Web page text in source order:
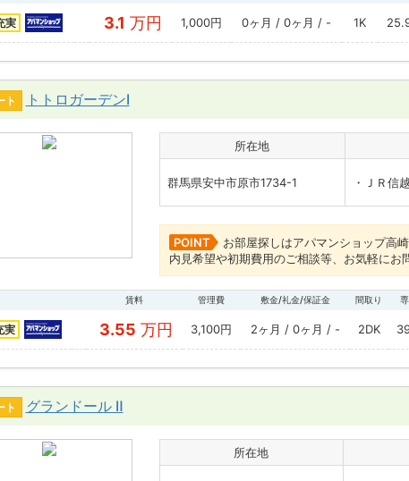
実 3.1 万円 1,000円 0ヶ月 / 0ヶ月 / - 1K
ト トトロガーデンⅠ
所在地
群馬県安中市原市1734-1 ・ＪＲ信
POINT
お部屋探しはアパマンショップ高
内見希望や初期費用のご相談等、お気軽にお
賃料 管理費 敷金/礼金/保証金 間取り
実 3.55 万円 3,100円 2ヶ月 / 0ヶ月 / - 2DK
ト グランドール Ⅱ
所在地